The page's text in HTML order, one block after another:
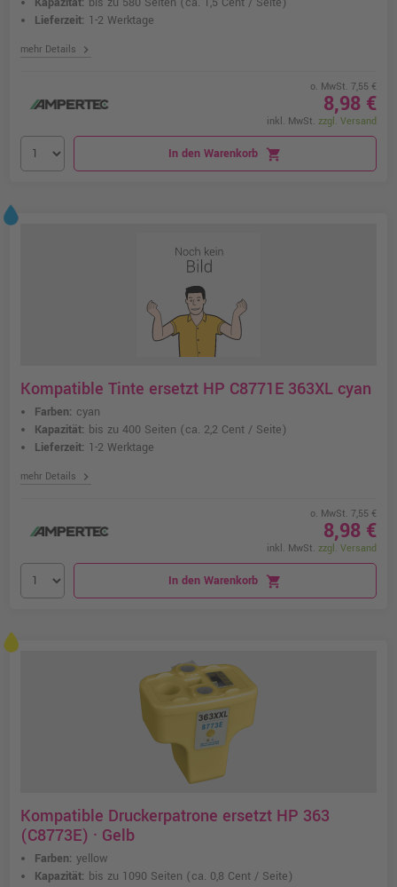
Lieferzeit: 1-2 Werktage
mehr Details chevron_right
o. MwSt. 7,55 €
8,98 €
inkl. MwSt. zzgl. Versand
In den Warenkorb shopping_cart
Kompatible Tinte ersetzt HP C8771E 363XL cyan
Farben: cyan
Kapazität: bis zu 400 Seiten (ca. 2,2 Cent / Seite)
Lieferzeit: 1-2 Werktage
mehr Details chevron_right
o. MwSt. 7,55 €
8,98 €
inkl. MwSt. zzgl. Versand
In den Warenkorb shopping_cart
Kompatible Druckerpatrone ersetzt HP 363
(C8773E) · Gelb
Farben: yellow
Kapazität: bis zu 1090 Seiten (ca. 0,8 Cent / Seite)